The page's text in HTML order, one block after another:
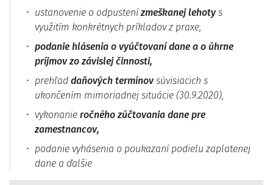
ustanovenie o odpustenízmeškanej lehotys
využitím konkrétnych príkladov z praxe,
podanie hlásenia o vyúčtovaní dane a o úhrne
príjmov zo závislej činnosti,
prehľad daňových termínovsúvisiacich s
ukončením mimoriadnej situácie (30.9.2020),
vykonanie ročného zúčtovania dane pre
zamestnancov,
podanie vyhásenia o poukazaní podielu zaplatenej
dane a ďalšie